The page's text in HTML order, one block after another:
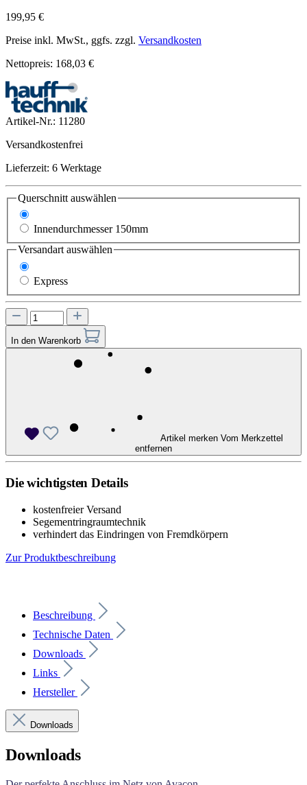
199,95 €
Preise inkl. MwSt., ggfs. zzgl. Versandkosten
Nettopreis: 168,03 €
Artikel-Nr.: 11280
Versandkostenfrei
Lieferzeit: 6 Werktage
Querschnitt auswählen
Innendurchmesser 150mm
Versandart auswählen
Express
In den Warenkorb
Artikel merken Vom Merkzettel
entfernen
Die wichtigsten Details
kostenfreier Versand
Segementringraumtechnik
verhindert das Eindringen von Fremdkörpern
Zur Produktbeschreibung
Beschreibung
Technische Daten
Downloads
Links
Hersteller
Downloads
Downloads